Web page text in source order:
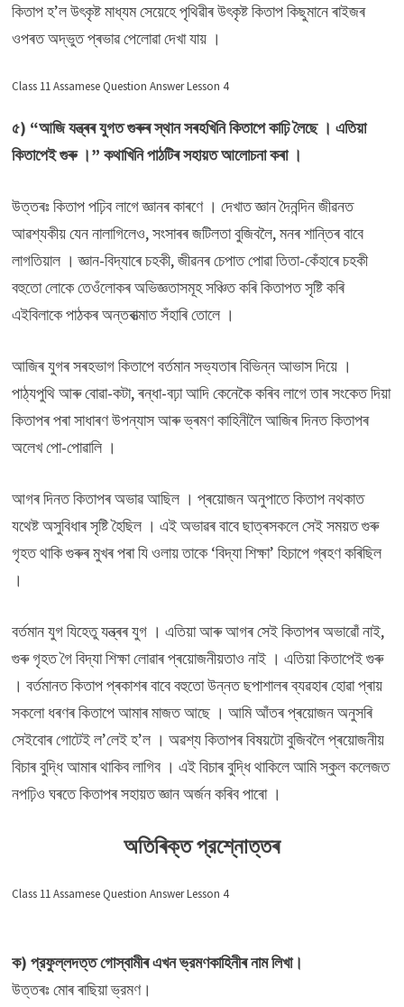
কিতাপ হ’ল উৎকৃষ্ট মাধ্যম সেয়েহে পৃথিৱীৰ উৎকৃষ্ট কিতাপ কিছুমানে ৰাইজৰ
ওপৰত অদ্ভুত প্ৰভাৱ পেলোৱা দেখা যায় ।
Class 11 Assamese Question Answer Lesson 4
৫) “আজি যন্ত্ৰৰ যুগত গুৰুৰ স্থান সৰহখিনি কিতাপে কাঢ়ি লৈছে । এতিয়া
কিতাপেই গুৰু ।” কথাখিনি পাঠটিৰ সহায়ত আলোচনা কৰা ।
উত্তৰঃ কিতাপ পঢ়িব লাগে জ্ঞানৰ কাৰণে । দেখাত জ্ঞান দৈনন্দিন জীৱনত
আৱশ্যকীয় যেন নালাগিলেও, সংসাৰৰ জটিলতা বুজিবলৈ, মনৰ শান্তিৰ বাবে
লাগতিয়াল । জ্ঞান-বিদ্যাৰে চহকী, জীৱনৰ চেপাত পোৱা তিতা-কেঁহাৰে চহকী
বহুতো লোকে তেওঁলোকৰ অভিজ্ঞতাসমূহ সঞ্চিত কৰি কিতাপত সৃষ্টি কৰি
এইবিলাকে পাঠকৰ অন্তৰাত্মাত সঁহাৰি তোলে ।
আজিৰ যুগৰ সৰহভাগ কিতাপে বৰ্তমান সভ্যতাৰ বিভিন্ন আভাস দিয়ে ।
পাঠ্যপুথি আৰু বোৱা-কটা, ৰন্ধা-বঢ়া আদি কেনেকৈ কৰিব লাগে তাৰ সংকেত দিয়া
কিতাপৰ পৰা সাধাৰণ উপন্যাস আৰু ভ্ৰমণ কাহিনীলৈ আজিৰ দিনত কিতাপৰ
অলেখ পো-পোৱালি ।
আগৰ দিনত কিতাপৰ অভাৱ আছিল । প্ৰয়োজন অনুপাতে কিতাপ নথকাত
যথেষ্ট অসুবিধাৰ সৃষ্টি হৈছিল । এই অভাৱৰ বাবে ছাত্ৰসকলে সেই সময়ত গুৰু
গৃহত থাকি গুৰুৰ মুখৰ পৰা যি ওলায় তাকে ‘বিদ্যা শিক্ষা’ হিচাপে গ্ৰহণ কৰিছিল
।
বৰ্তমান যুগ যিহেতু যন্ত্ৰৰ যুগ । এতিয়া আৰু আগৰ সেই কিতাপৰ অভাৱোঁ নাই,
গুৰু গৃহত গৈ বিদ্যা শিক্ষা লোৱাৰ প্ৰয়োজনীয়তাও নাই । এতিয়া কিতাপেই গুৰু
। বৰ্তমানত কিতাপ প্ৰকাশৰ বাবে বহুতো উন্নত ছপাশালৰ ব্যৱহাৰ হোৱা প্ৰায়
সকলো ধৰণৰ কিতাপে আমাৰ মাজত আছে । আমি আঁতৰ প্ৰয়োজন অনুসৰি
সেইবোৰ গোটেই ল’লেই হ’ল । অৱশ্য কিতাপৰ বিষয়টো বুজিবলৈ প্ৰয়োজনীয়
বিচাৰ বুদ্ধি আমাৰ থাকিব লাগিব । এই বিচাৰ বুদ্ধি থাকিলে আমি স্কুল কলেজত
নপঢ়িও ঘৰতে কিতাপৰ সহায়ত জ্ঞান অৰ্জন কৰিব পাৰো ।
অতিৰিক্ত প্রশ্নোত্তৰ
Class 11 Assamese Question Answer Lesson 4
ক) প্রফুল্লদত্ত গোস্বামীৰ এখন ভ্রমণকাহিনীৰ নাম লিখা।
উত্তৰঃ মােৰ ৰাছিয়া ভ্রমণ।